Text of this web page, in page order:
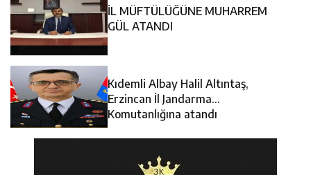
İL MÜFTÜLÜĞÜNE MUHARREM
GÜL ATANDI
Kıdemli Albay Halil Altıntaş,
Erzincan İl Jandarma
Komutanlığına atandı